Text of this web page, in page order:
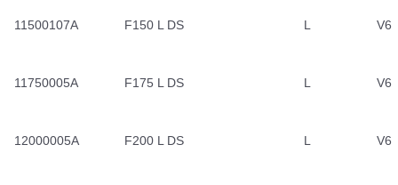
11500107A F150 L DS L V6
11750005A F175 L DS L V6
12000005A F200 L DS L V6